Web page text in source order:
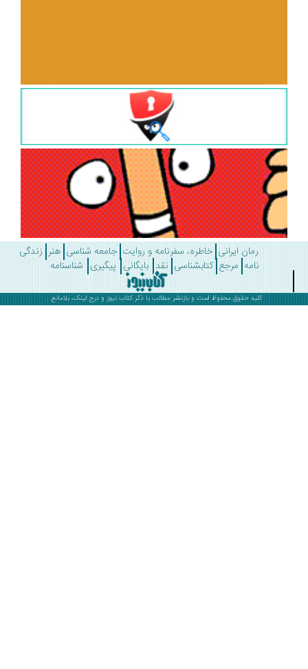
رمان ایرانی خاطره، سفرنامه و روایت جامعه شناسی هنر زندگی
مرجع کتابشناسی نقد بایگانی پیگیری شناسنامه
کلیه حقوق محفوظ است و بازنشر مطالب با ذکرکتاب نیوزو درج لینک، بلامانع .